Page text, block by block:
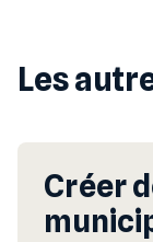
Les
Créer